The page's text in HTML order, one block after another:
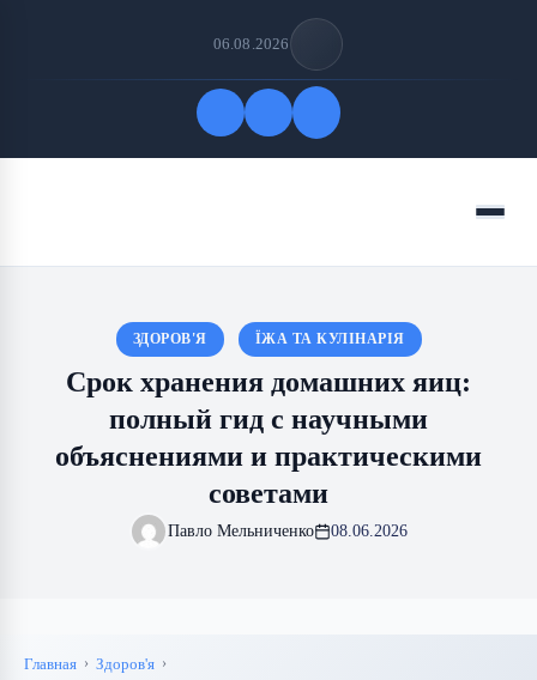
06.08.2026
Меню
ЗДОРОВ'Я ЇЖА ТА КУЛІНАРІЯ
Срок хранения домашних яиц:
полный гид с научными
объяснениями и практическими
советами
Павло Мельниченко 08.06.2026
Главная
Здоров'я